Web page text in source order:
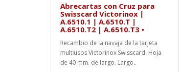
Abrecartas con Cruz para
Swisscard Victorinox |
A.6510.1 | A.6510.T |
A.6510.T2 | A.6510.T3 •
Recambio de la navaja de la tarjeta
multiusos Victorinox Swisscard. Hoja
de 40 mm. de largo. Largo..